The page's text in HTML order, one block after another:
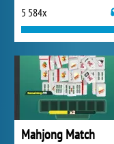
5 584x
Mahjong Match